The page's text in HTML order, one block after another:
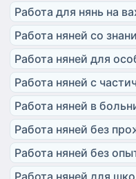
Работа для нянь на
Работа няней со
Работа няней для
Работа няней с
Работа няней в
Работа няней без
Работа няней без
Работа няней для